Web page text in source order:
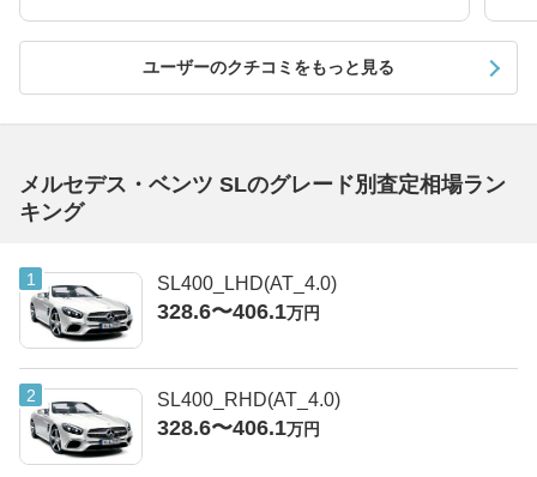
ユーザーのクチコミをもっと見る
メルセデス・ベンツ SLのグレード別査定相場ラン
キング
SL400_LHD(AT_4.0)
328.6〜406.1万円
SL400_RHD(AT_4.0)
328.6〜406.1万円